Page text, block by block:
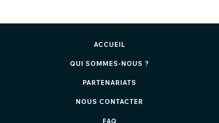
ACCUEIL
QUI SOMMES-NOUS ?
PARTENARIATS
NOUS CONTACTER
FAQ